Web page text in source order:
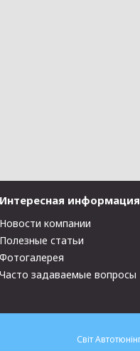
Интересная информация
Новости компании
Полезные статьи
Фотогалерея
Часто задаваемые вопросы